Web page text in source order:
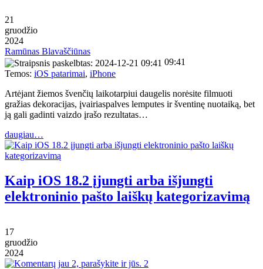
21
gruodžio
2024
Ramūnas Blavaščiūnas
09:41
Temos: iOS patarimai, iPhone
Artėjant žiemos švenčių laikotarpiui daugelis norėsite filmuoti
gražias dekoracijas, įvairiaspalves lemputes ir šventinę nuotaiką, bet
ją gali gadinti vaizdo įrašo rezultatas…
daugiau…
Kaip iOS 18.2 įjungti arba išjungti
elektroninio pašto laiškų kategorizavimą
17
gruodžio
2024
2